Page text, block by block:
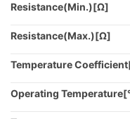
Resistance(Min.)[Ω]
Resistance(Max.)[Ω]
Temperature
Operating